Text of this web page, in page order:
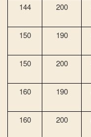
144 200
150 190
150 200
160 190
160 200